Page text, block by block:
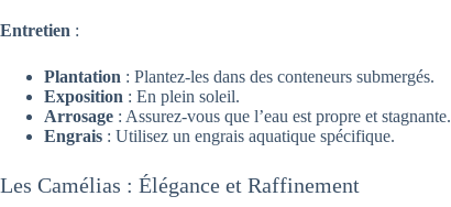
Entretien :
Plantation : Plantez-les dans des conteneurs submergés.
Exposition : En plein soleil.
Arrosage : Assurez-vous que l’eau est propre et stagnante.
Engrais : Utilisez un engrais aquatique spécifique.
Les Camélias : Élégance et Raffinement